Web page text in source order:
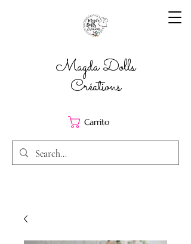
Magda Dolls
Créations
Carrito